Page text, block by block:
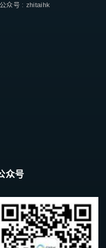
众号 : zhitaihk
号